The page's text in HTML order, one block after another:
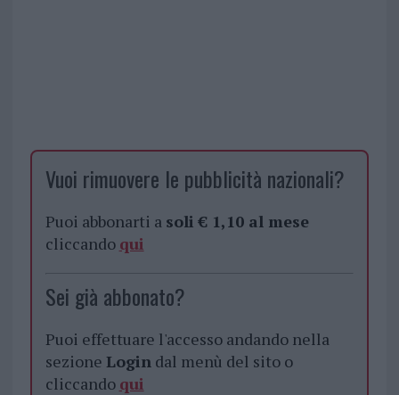
Vuoi rimuovere le pubblicità nazionali?
Puoi abbonarti a soli € 1,10 al mese
cliccando qui
Sei già abbonato?
Puoi effettuare l'accesso andando nella
sezione Login dal menù del sito o
cliccando qui